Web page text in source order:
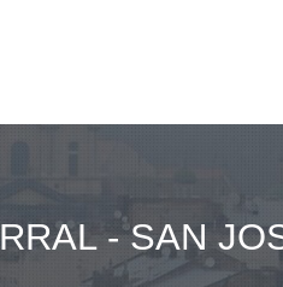
- SAN